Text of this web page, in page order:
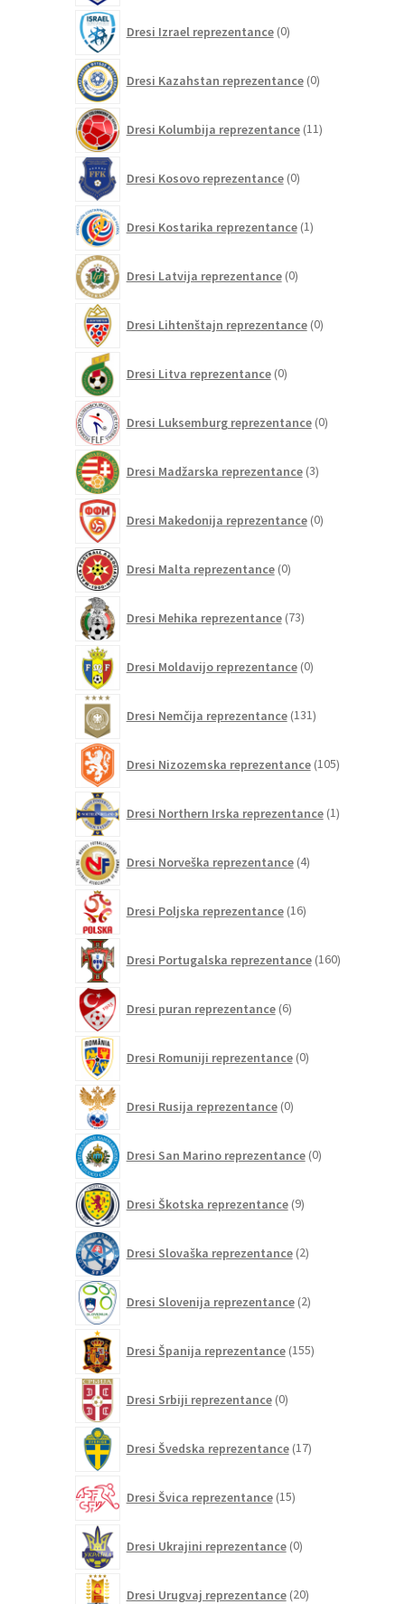
Dresi Izrael reprezentance 0izdelkov
Dresi Kazahstan reprezentance 0izdelkov
Dresi Kolumbija reprezentance 11izdelkov
Dresi Kosovo reprezentance 0izdelkov
Dresi Kostarika reprezentance 1izdelek
Dresi Latvija reprezentance 0izdelkov
Dresi Lihtenštajn reprezentance 0izdelkov
Dresi Litva reprezentance 0izdelkov
Dresi Luksemburg reprezentance 0izdelkov
Dresi Madžarska reprezentance 3izdelki
Dresi Makedonija reprezentance 0izdelkov
Dresi Malta reprezentance 0izdelkov
Dresi Mehika reprezentance 73izdelkov
Dresi Moldavijo reprezentance 0izdelkov
Dresi Nemčija reprezentance 131izdelkov
Dresi Nizozemska reprezentance 105izdelkov
Dresi Northern Irska reprezentance 1izdelek
Dresi Norveška reprezentance 4izdelki
Dresi Poljska reprezentance 16izdelkov
Dresi Portugalska reprezentance 160izdelkov
Dresi puran reprezentance 6izdelkov
Dresi Romuniji reprezentance 0izdelkov
Dresi Rusija reprezentance 0izdelkov
Dresi San Marino reprezentance 0izdelkov
Dresi Škotska reprezentance 9izdelkov
Dresi Slovaška reprezentance 2izdelka
Dresi Slovenija reprezentance 2izdelka
Dresi Španija reprezentance 155izdelkov
Dresi Srbiji reprezentance 0izdelkov
Dresi Švedska reprezentance 17izdelkov
Dresi Švica reprezentance 15izdelkov
Dresi Ukrajini reprezentance 0izdelkov
Dresi Urugvaj reprezentance 20